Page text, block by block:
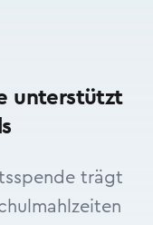
unterstützt
trägt